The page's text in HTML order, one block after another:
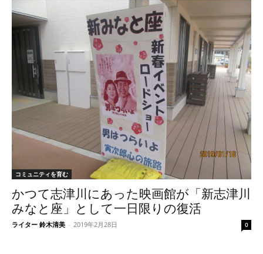
コミュニティを育む
かつて志津川にあった映画館が「新志津川
みなと座」として一日限りの復活
ライター 鈴木清美 - 2019年2月28日 0